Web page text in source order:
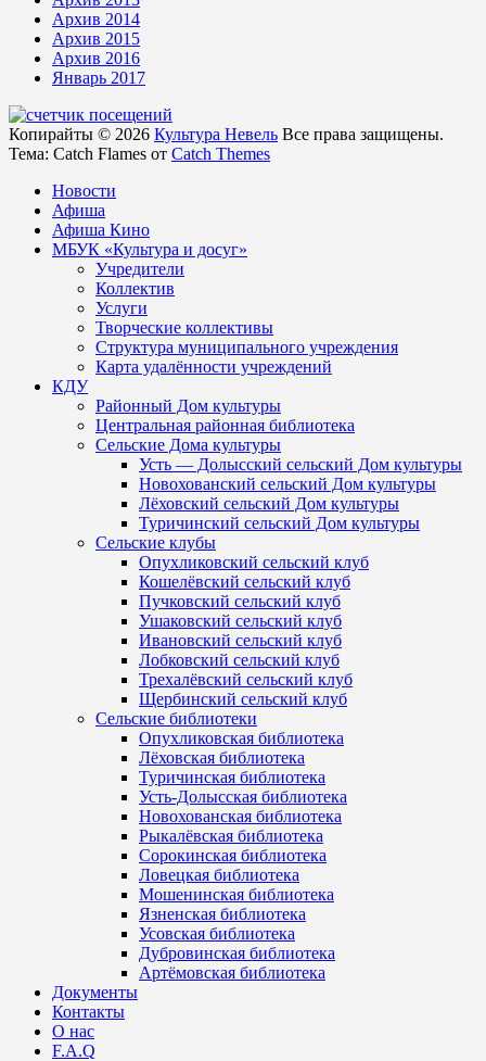
Архив 2014
Архив 2015
Архив 2016
Январь 2017
Копирайты © 2026 Культура Невель Все права защищены.
Тема: Catch Flames от Catch Themes
Новости
Афиша
Афиша Кино
МБУК «Культура и досуг»
Учредители
Коллектив
Услуги
Творческие коллективы
Структура муниципального учреждения
Карта удалённости учреждений
КДУ
Районный Дом культуры
Центральная районная библиотека
Сельские Дома культуры
Усть — Долысский сельский Дом культуры
Новохованский сельский Дом культуры
Лёховский сельский Дом культуры
Туричинский сельский Дом культуры
Сельские клубы
Опухликовский сельский клуб
Кошелёвский сельский клуб
Пучковский сельский клуб
Ушаковский сельский клуб
Ивановский сельский клуб
Лобковский сельский клуб
Трехалёвский сельский клуб
Щербинский сельский клуб
Сельские библиотеки
Опухликовская библиотека
Лёховская библиотека
Туричинская библиотека
Усть-Долысская библиотека
Новохованская библиотека
Рыкалёвская библиотека
Сорокинская библиотека
Ловецкая библиотека
Мошенинская библиотека
Язненская библиотека
Усовская библиотека
Дубровинская библиотека
Артёмовская библиотека
Документы
Контакты
О нас
F.A.Q